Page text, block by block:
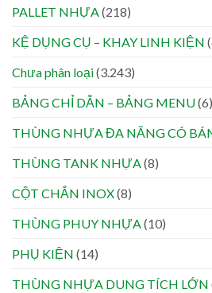
PALLET NHỰA(218)
KỆ DỤNG CỤ – KHAY LINH KIỆN
Chưa phân loại(3.243)
BẢNG CHỈ DẪN – BẢNG MENU(6)
THÙNG NHỰA ĐA NĂNG CÓ
THÙNG TANK NHỰA(8)
CỘT CHẮN INOX(8)
THÙNG PHUY NHỰA(10)
PHỤ KIỆN (14)
THÙNG NHỰA DUNG TÍCH LỚN